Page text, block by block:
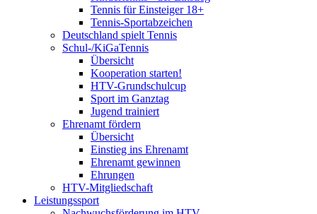
Tennis für Einsteiger 18+
Tennis-Sportabzeichen
Deutschland spielt Tennis
Schul-/KiGaTennis
Übersicht
Kooperation starten!
HTV-Grundschulcup
Sport im Ganztag
Jugend trainiert
Ehrenamt fördern
Übersicht
Einstieg ins Ehrenamt
Ehrenamt gewinnen
Ehrungen
HTV-Mitgliedschaft
Leistungssport